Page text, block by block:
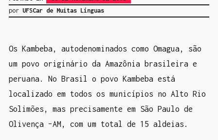
por UFSCar de Muitas Línguas
Os Kambeba, autodenominados como Omagua, são
um povo originário da Amazônia brasileira e
peruana. No Brasil o povo Kambeba está
localizado em todos os municípios no Alto Rio
Solimões , mas precisamente em São Paulo de
Olivença –AM, com um total de 15 aldeias.